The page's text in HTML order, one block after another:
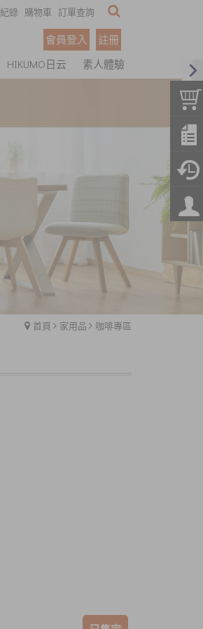
錄 購物車 訂單查詢
會員登入
註冊
HIKUMO日云 素人體驗
首頁 家用品 咖啡專區